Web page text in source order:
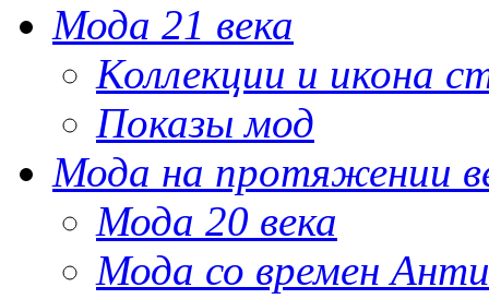
Мода 21 века
Коллекции и икона
Показы мод
Мода на протяжении
Мода 20 века
Мода со времен